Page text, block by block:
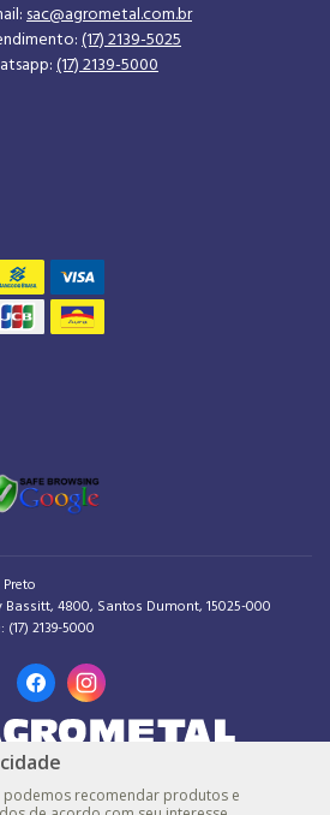
sac@agrometal.com.br
(17) 2139-5025
(17) 2139-5000
Bassitt, 4800, Santos Dumont, 15025-000
(17) 2139-5000
direitos reservados
podemos recomendar produtos e